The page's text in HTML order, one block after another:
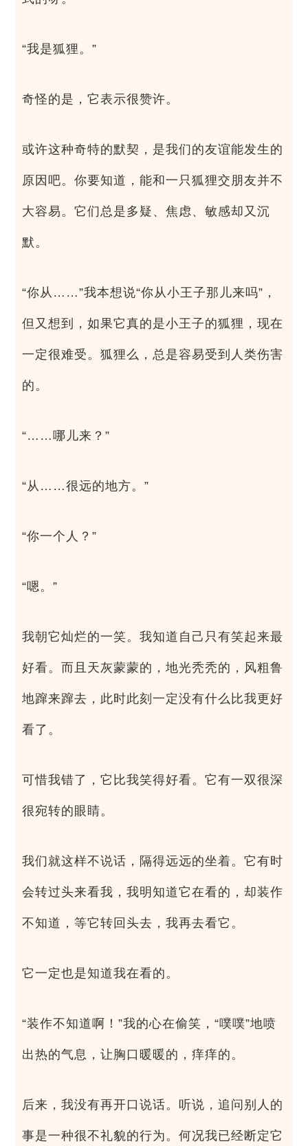
“我是狐狸。”
奇怪的是，它表示很赞许。
或许这种奇特的默契，是我们的友谊能发生的
原因吧。你要知道，能和一只狐狸交朋友并不
大容易。它们总是多疑、焦虑、敏感却又沉
默。
“你从……”我本想说“你从小王子那儿来吗”，
但又想到，如果它真的是小王子的狐狸，现在
一定很难受。狐狸么，总是容易受到人类伤害
的。
“……哪儿来？”
“从……很远的地方。”
“你一个人？”
“嗯。”
我朝它灿烂的一笑。我知道自己只有笑起来最
好看。而且天灰蒙蒙的，地光秃秃的，风粗鲁
地蹿来蹿去，此时此刻一定没有什么比我更好
看了。
可惜我错了，它比我笑得好看。它有一双很深
很宛转的眼睛。
我们就这样不说话，隔得远远的坐着。它有时
会转过头来看我，我明知道它在看的，却装作
不知道，等它转回头去，我再去看它。
它一定也是知道我在看的。
“装作不知道啊！”我的心在偷笑，“噗噗”地喷
出热的气息，让胸口暖暖的，痒痒的。
后来，我没有再开口说话。听说，追问别人的
事是一种很不礼貌的行为。何况我已经断定它